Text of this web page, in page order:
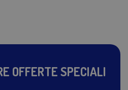
OFFERTE SPECIALI